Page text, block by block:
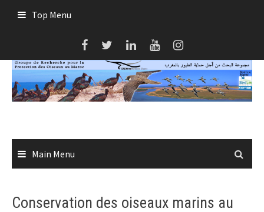
Top Menu
Main Menu
Conservation des oiseaux marins au